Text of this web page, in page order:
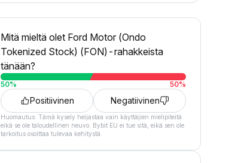
Mitä mieltä olet Ford Motor (Ondo
Tokenized Stock) (FON)-rahakkeista
tänään?
50% 50%
Positiivinen Negatiivinen
Huomautus: Tämä kysely heijastaa vain käyttäjien mielipiteitä
eikä se ole taloudellinen neuvo. Bybit EU ei tue sitä, eikä sen ole
tarkoitus osoittaa tulevaa kehitystä.